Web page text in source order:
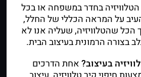
הטלוויזיה בחדר במשפחה או בכל
על המראה הכללי של החלל,
הכל שהטלוויזיה, שעליה אנו לא
בצורה הרמונית בעיצוב הבית.
בעיצוב?אחת הדרכים